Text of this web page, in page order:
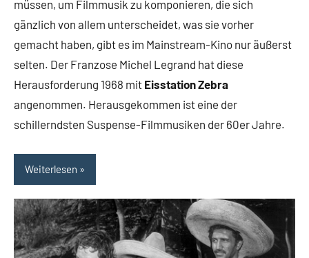
müssen, um Filmmusik zu komponieren, die sich
gänzlich von allem unterscheidet, was sie vorher
gemacht haben, gibt es im Mainstream-Kino nur äußerst
selten. Der Franzose Michel Legrand hat diese
Herausforderung 1968 mit Eisstation Zebra
angenommen. Herausgekommen ist eine der
schillerndsten Suspense-Filmmusiken der 60er Jahre.
Weiterlesen